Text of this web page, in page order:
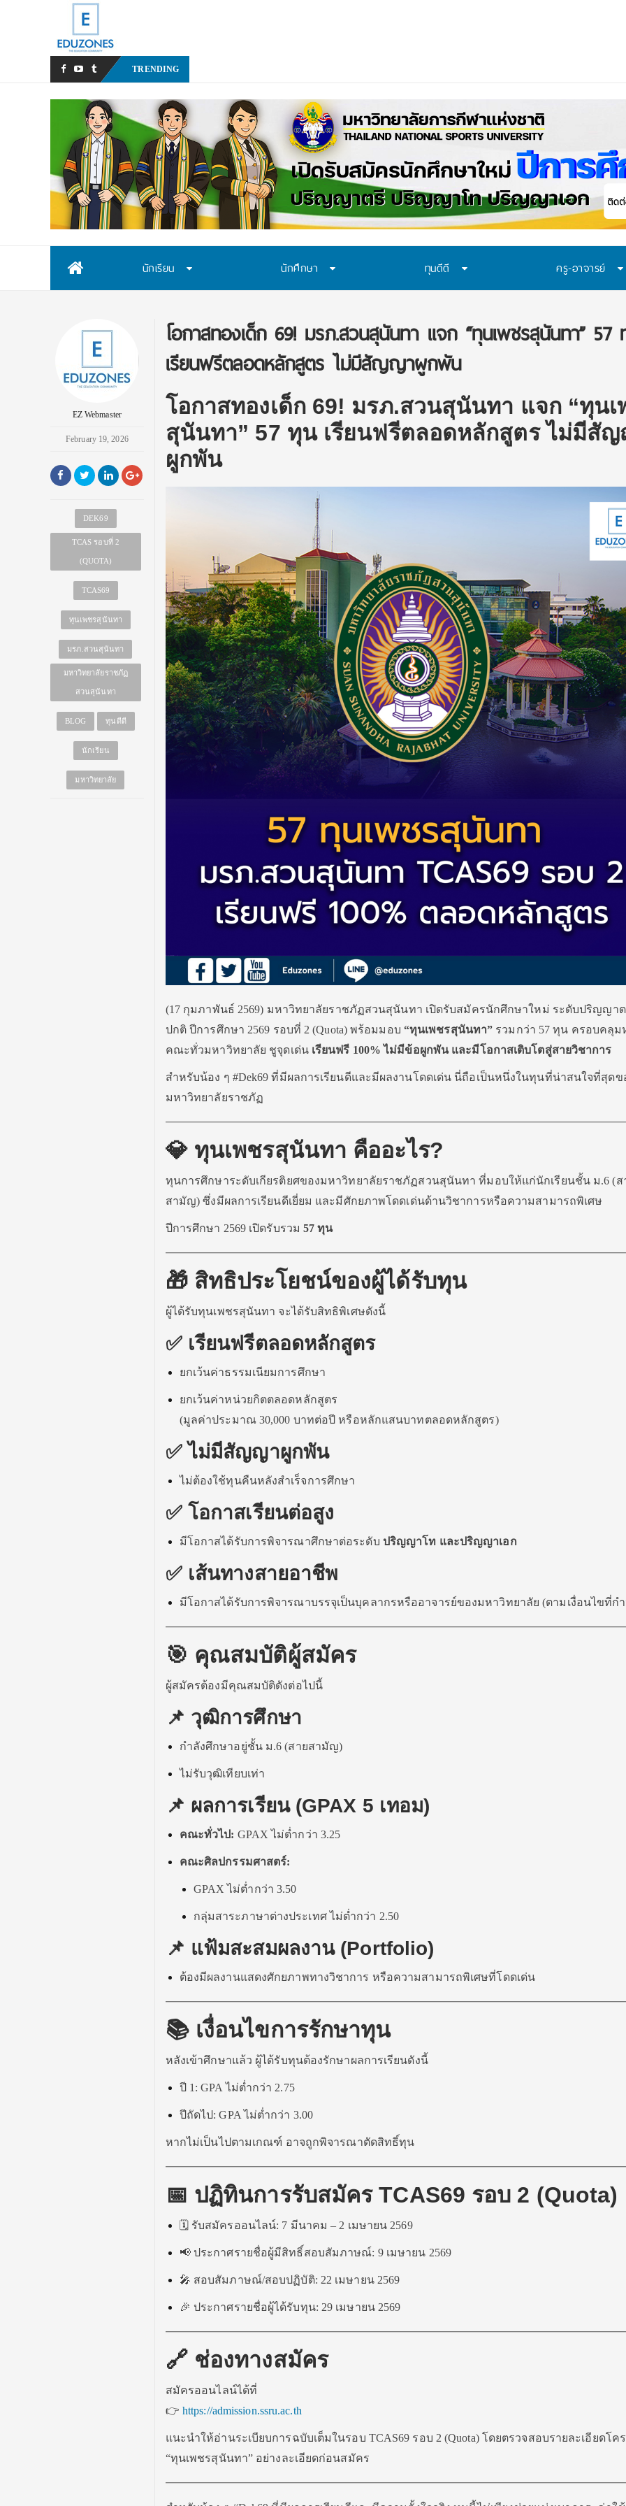
TRENDING
นักเรียน นักศึกษา ทุนดีดี ครู-อาจารย์
EZ Webmaster
February 19, 2026
DEK69
TCAS รอบที่ 2
(QUOTA)
TCAS69
ทุนเพชรสุนันทา
มรภ.สวนสุนันทา
มหาวิทยาลัยราชภัฏ
สวนสุนันทา
BLOG ทุนดีดี
นักเรียน
มหาวิทยาลัย
โอกาสทองเด็ก 69! มรภ.สวนสุนันทา แจก “ทุนเพชรสุนันทา” 57
เรียนฟรีตลอดหลักสูตร ไม่มีสัญญาผูกพัน
โอกาสทองเด็ก 69! มรภ.สวนสุนันทา แจก “ทุนเ
สุนันทา” 57 ทุน เรียนฟรีตลอดหลักสูตร ไม่มีสั
ผูกพัน
(17 กุมภาพันธ์ 2569) มหาวิทยาลัยราชภัฏสวนสุนันทา เปิดรับสมัครนักศึกษาใหม่ ระดับปริญญา
ปกติ ปีการศึกษา 2569 รอบที่ 2 (Quota) พร้อมมอบ “ทุนเพชรสุนันทา” รวมกว่า 57 ทุน ครอบคลุม
คณะทั่วมหาวิทยาลัย ชูจุดเด่น เรียนฟรี 100% ไม่มีข้อผูกพัน และมีโอกาสเติบโตสู่สายวิชาการ
สำหรับน้อง ๆ #Dek69 ที่มีผลการเรียนดีและมีผลงานโดดเด่น นี่ถือเป็นหนึ่งในทุนที่น่าสนใจที่สุดข
มหาวิทยาลัยราชภัฏ
💎 ทุนเพชรสุนันทา คืออะไร?
ทุนการศึกษาระดับเกียรติยศของมหาวิทยาลัยราชภัฏสวนสุนันทา ที่มอบให้แก่นักเรียนชั้น ม.6 (ส
สามัญ) ซึ่งมีผลการเรียนดีเยี่ยม และมีศักยภาพโดดเด่นด้านวิชาการหรือความสามารถพิเศษ
ปีการศึกษา 2569 เปิดรับรวม57 ทุน
🎁 สิทธิประโยชน์ของผู้ได้รับทุน
ผู้ได้รับทุนเพชรสุนันทา จะได้รับสิทธิพิเศษดังนี้
✅ เรียนฟรีตลอดหลักสูตร
ยกเว้นค่าธรรมเนียมการศึกษา
ยกเว้นค่าหน่วยกิตตลอดหลักสูตร
(มูลค่าประมาณ 30,000 บาทต่อปี หรือหลักแสนบาทตลอดหลักสูตร)
✅ ไม่มีสัญญาผูกพัน
ไม่ต้องใช้ทุนคืนหลังสำเร็จการศึกษา
✅ โอกาสเรียนต่อสูง
มีโอกาสได้รับการพิจารณาศึกษาต่อระดับ ปริญญาโท และปริญญาเอก
✅ เส้นทางสายอาชีพ
มีโอกาสได้รับการพิจารณาบรรจุเป็นบุคลากรหรืออาจารย์ของมหาวิทยาลัย (ตามเงื่อนไขที่ก
🎯 คุณสมบัติผู้สมัคร
ผู้สมัครต้องมีคุณสมบัติดังต่อไปนี้
📌 วุฒิการศึกษา
กำลังศึกษาอยู่ชั้น ม.6 (สายสามัญ)
ไม่รับวุฒิเทียบเท่า
📌 ผลการเรียน (GPAX 5 เทอม)
คณะทั่วไป: GPAX ไม่ต่ำกว่า 3.25
คณะศิลปกรรมศาสตร์:
GPAX ไม่ต่ำกว่า 3.50
กลุ่มสาระภาษาต่างประเทศ ไม่ต่ำกว่า 2.50
📌 แฟ้มสะสมผลงาน (Portfolio)
ต้องมีผลงานแสดงศักยภาพทางวิชาการ หรือความสามารถพิเศษที่โดดเด่น
📚 เงื่อนไขการรักษาทุน
หลังเข้าศึกษาแล้ว ผู้ได้รับทุนต้องรักษาผลการเรียนดังนี้
ปี 1: GPA ไม่ต่ำกว่า 2.75
ปีถัดไป: GPA ไม่ต่ำกว่า 3.00
หากไม่เป็นไปตามเกณฑ์ อาจถูกพิจารณาตัดสิทธิ์ทุน
📅 ปฏิทินการรับสมัคร TCAS69 รอบ 2 (Quota)
🗓 รับสมัครออนไลน์: 7 มีนาคม – 2 เมษายน 2569
📢 ประกาศรายชื่อผู้มีสิทธิ์สอบสัมภาษณ์: 9 เมษายน 2569
🎤 สอบสัมภาษณ์/สอบปฏิบัติ: 22 เมษายน 2569
🎉 ประกาศรายชื่อผู้ได้รับทุน: 29 เมษายน 2569
🔗 ช่องทางสมัคร
สมัครออนไลน์ได้ที่
👉 https://admission.ssru.ac.th
แนะนำให้อ่านระเบียบการฉบับเต็มในรอบ TCAS69 รอบ 2 (Quota) โดยตรวจสอบรายละเอียดโค
“ทุนเพชรสุนันทา” อย่างละเอียดก่อนสมัคร